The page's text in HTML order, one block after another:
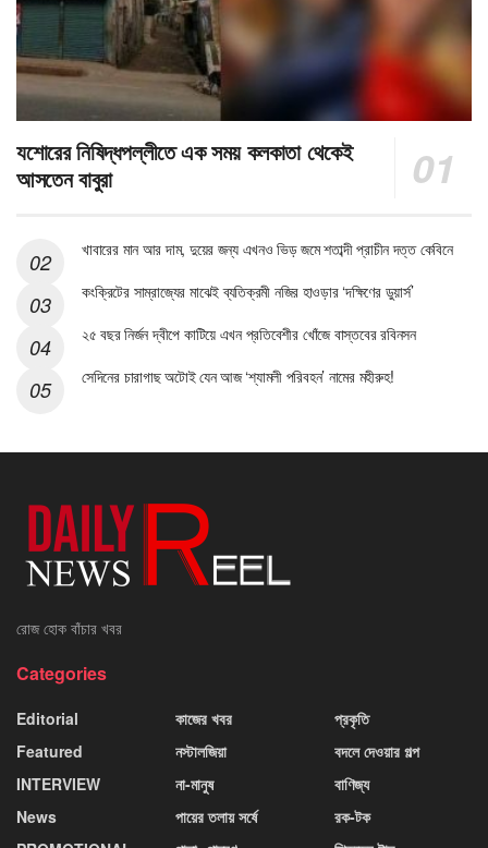
যশোরের নিষিদ্ধপল্লীতে এক সময় কলকাতা থেকেই
আসতেন বাবুরা
খাবারের মান আর দাম, দুয়ের জন্য এখনও ভিড় জমে শতাব্দী প্রাচীন দত্ত কেবিনে
কংক্রিটের সাম্রাজ্যের মাঝেই ব্যতিক্রমী নজির হাওড়ার ‘দক্ষিণের ডুয়ার্স’
২৫ বছর নির্জন দ্বীপে কাটিয়ে এখন প্রতিবেশীর খোঁজে বাস্তবের রবিনসন
সেদিনের চারাগাছ অটোই যেন আজ ‘শ্যামলী পরিবহন’ নামের মহীরুহ!
রোজ হোক বাঁচার খবর
Categories
Editorial
Featured
INTERVIEW
News
কাজের খবর
নস্টালজিয়া
না-মানুষ
পায়ের তলায় সর্ষে
প্রকৃতি
বদলে দেওয়ার গল্প
বাণিজ্য
রক-টক